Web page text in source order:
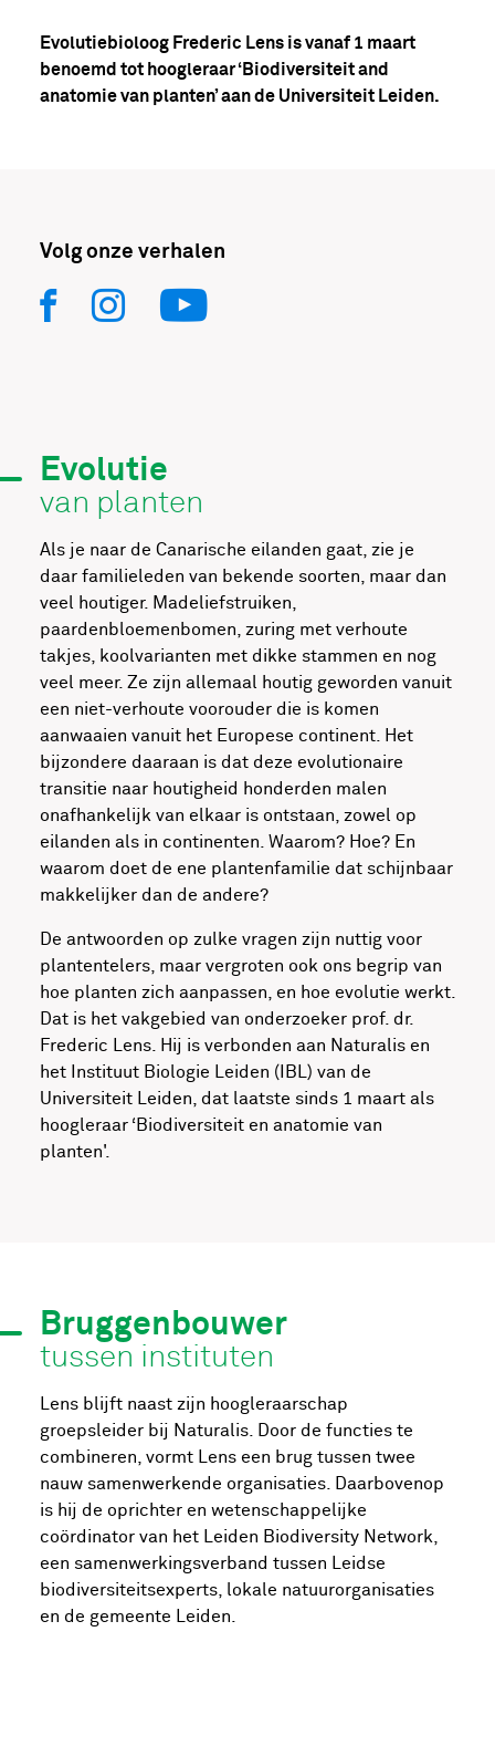
Evolutiebioloog Frederic Lens is vanaf 1 maart
benoemd tot hoogleraar ‘Biodiversiteit and
anatomie van planten’ aan de Universiteit Leiden.
Volg onze verhalen
Evolutie
van planten
Als je naar de Canarische eilanden gaat, zie je
daar familieleden van bekende soorten, maar dan
veel houtiger. Madeliefstruiken,
paardenbloemenbomen, zuring met verhoute
takjes, koolvarianten met dikke stammen en nog
veel meer. Ze zijn allemaal houtig geworden vanuit
een niet-verhoute voorouder die is komen
aanwaaien vanuit het Europese continent. Het
bijzondere daaraan is dat deze evolutionaire
transitie naar houtigheid honderden malen
onafhankelijk van elkaar is ontstaan, zowel op
eilanden als in continenten. Waarom? Hoe? En
waarom doet de ene plantenfamilie dat schijnbaar
makkelijker dan de andere?
De antwoorden op zulke vragen zijn nuttig voor
plantentelers, maar vergroten ook ons begrip van
hoe planten zich aanpassen, en hoe evolutie werkt.
Dat is het vakgebied van onderzoeker prof. dr.
Frederic Lens. Hij is verbonden aan Naturalis en
het Instituut Biologie Leiden (IBL) van de
Universiteit Leiden, dat laatste sinds 1 maart als
hoogleraar ‘Biodiversiteit en anatomie van
planten'.
Bruggenbouwer
tussen instituten
Lens blijft naast zijn hoogleraarschap
groepsleider bij Naturalis. Door de functies te
combineren, vormt Lens een brug tussen twee
nauw samenwerkende organisaties. Daarbovenop
is hij de oprichter en wetenschappelijke
coördinator van het Leiden Biodiversity Network,
een samenwerkingsverband tussen Leidse
biodiversiteitsexperts, lokale natuurorganisaties
en de gemeente Leiden.